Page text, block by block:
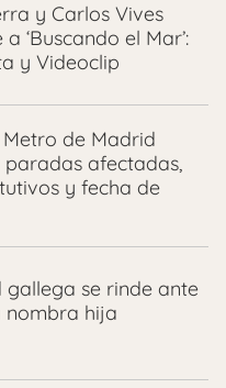
y Carlos Vives
‘Buscando el Mar’:
y Videoclip
de Madrid
paradas afectadas,
y fecha de
gallega se rinde ante
nombra hija